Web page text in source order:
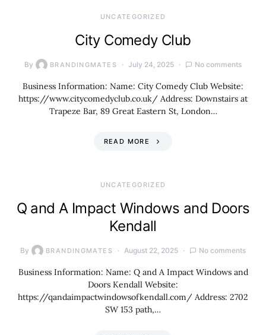
UNCATEGORIZED
City Comedy Club
By BRANDINGMATES July 24, 2025 No comments
Business Information: Name: City Comedy Club Website:
https://www.citycomedyclub.co.uk/ Address: Downstairs at
Trapeze Bar, 89 Great Eastern St, London…
READ MORE
UNCATEGORIZED
Q and A Impact Windows and Doors
Kendall
By BRANDINGMATES August 22, 2025 No comments
Business Information: Name: Q and A Impact Windows and
Doors Kendall Website:
https://qandaimpactwindowsofkendall.com/ Address: 2702
SW 153 path,…